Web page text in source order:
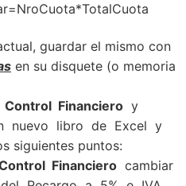
guardar el mismo con
en su disquete (o memoria
Control Financiero y
nuevo libro de Excel y
siguientes puntos:
Financiero cambiar